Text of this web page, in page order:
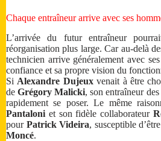
Chaque entraîneur arrive avec ses
L’arrivée du futur entraîneur
réorganisation plus large. Car au-delà
technicien arrive généralement avec
confiance et sa propre vision du
Si Alexandre Dujeuxvenait à être
deGrégory Malicki, son entraîneur
rapidement se poser. Le même
Pantaloni et son fidèle collaborateur
pour Patrick Videira, susceptible
Moncé.